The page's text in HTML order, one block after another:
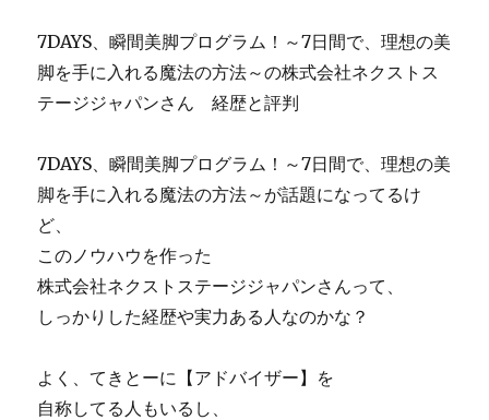
7DAYS、瞬間美脚プログラム！～7日間で、理想の美
脚を手に入れる魔法の方法～の株式会社ネクストス
テージジャパンさん 経歴と評判
7DAYS、瞬間美脚プログラム！～7日間で、理想の美
脚を手に入れる魔法の方法～が話題になってるけ
ど、
このノウハウを作った
株式会社ネクストステージジャパンさんって、
しっかりした経歴や実力ある人なのかな？
よく、てきとーに【アドバイザー】を
自称してる人もいるし、